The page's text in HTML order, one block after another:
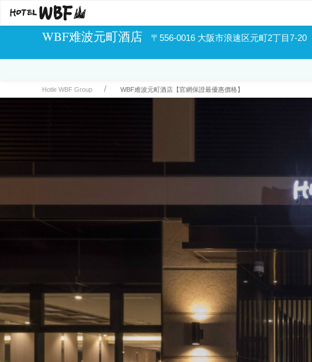
WBF难波元町酒店 〒556-0016 大阪市浪速区元町2丁目7-20
Hotle WBF Group WBF难波元町酒店【官網保證最優惠價格】